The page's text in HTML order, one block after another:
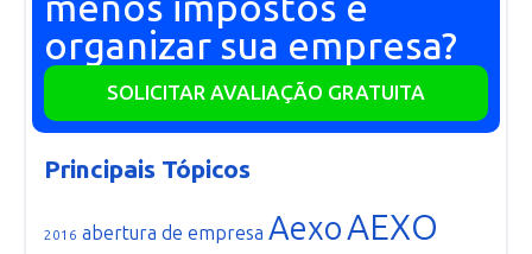
organizar sua empresa?
SOLICITAR AVALIAÇÃO GRATUITA
Principais Tópicos
2016 abertura de empresa AexoAEXO